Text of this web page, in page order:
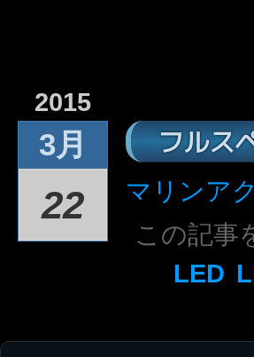
2015
3月
22
フルス
マリンア
この記事
LED